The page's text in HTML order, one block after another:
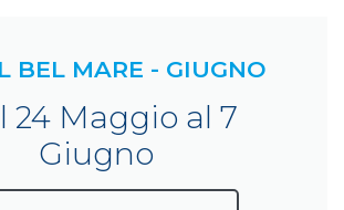
BEL MARE - GIUGNO
24 Maggio al 7
Giugno